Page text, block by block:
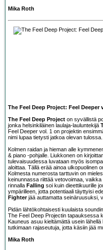
Mika Roth
The Feel Deep Project: Feel Deeper
The Feel Deep Project on syvällistä
jonka helsinkiläinen laulaja-lauluntekijä
Feel Deeper vol. 1 on projektin
nimi lupaa tietysti jatkoa olevan tulossa.
Kolmen raidan ja hieman alle
& piano -pohjalle. Liukkonen on
tulevaisuudessa luvataan myös
aloittaa. Tällä erää ainoa ulkopuolinen
Kolmesta numerosta tarttuvin on
keinunnassa riittää vetovoimaa,
rinnalla Falling soi kuin dieettikuurille
ympärilleen, jotta potentiaali täyttyisi
Fighterjää auttamatta seinäruusuksi,
Pidän lähtökohtaisesti kuulaista
The Feel Deep Projectin tapauksessa
Kauneus asuu kieltämättä usein
tutkimaan rajaseutuja, jotta käsiin jää
Mika Roth